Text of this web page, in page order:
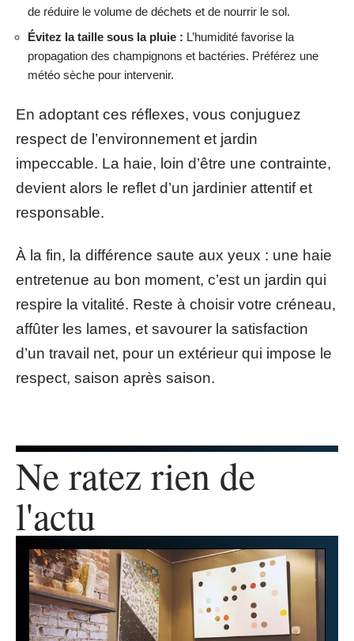
de réduire le volume de déchets et de nourrir le sol.
Évitez la taille sous la pluie : L’humidité favorise la
propagation des champignons et bactéries. Préférez une
météo sèche pour intervenir.
En adoptant ces réflexes, vous conjuguez
respect de l’environnement et jardin
impeccable. La haie, loin d’être une contrainte,
devient alors le reflet d’un jardinier attentif et
responsable.
À la fin, la différence saute aux yeux : une haie
entretenue au bon moment, c’est un jardin qui
respire la vitalité. Reste à choisir votre créneau,
affûter les lames, et savourer la satisfaction
d’un travail net, pour un extérieur qui impose le
respect, saison après saison.
Ne ratez rien de
l'actu